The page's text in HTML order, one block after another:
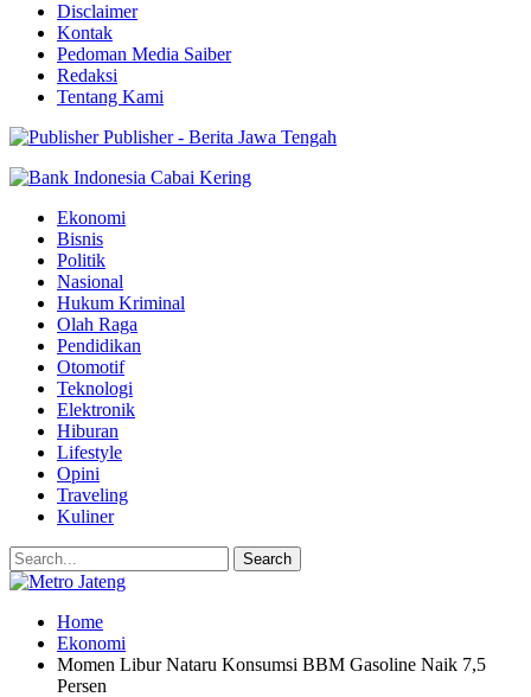
Disclaimer
Kontak
Pedoman Media Saiber
Redaksi
Tentang Kami
Publisher - Berita Jawa Tengah
Ekonomi
Bisnis
Politik
Nasional
Hukum Kriminal
Olah Raga
Pendidikan
Otomotif
Teknologi
Elektronik
Hiburan
Lifestyle
Opini
Traveling
Kuliner
Home
Ekonomi
Momen Libur Nataru Konsumsi BBM Gasoline Naik 7,5
Persen